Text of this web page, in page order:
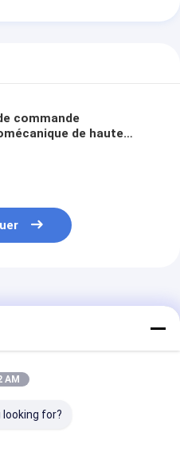
commande
de haute
AM
looking for?